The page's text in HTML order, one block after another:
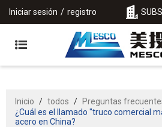
Iniciar sesión / registro
Inicio / todos / Preguntas
¿Cuál es el llamado "truco comercial
acero en China?